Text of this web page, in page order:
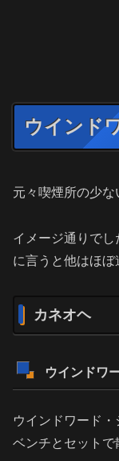
ウインド
元々喫煙所の少な
イメージ通りで
に言うと他はほぼ
カネオヘ
ウインドワ
ウインドワード
ベンチとセットで